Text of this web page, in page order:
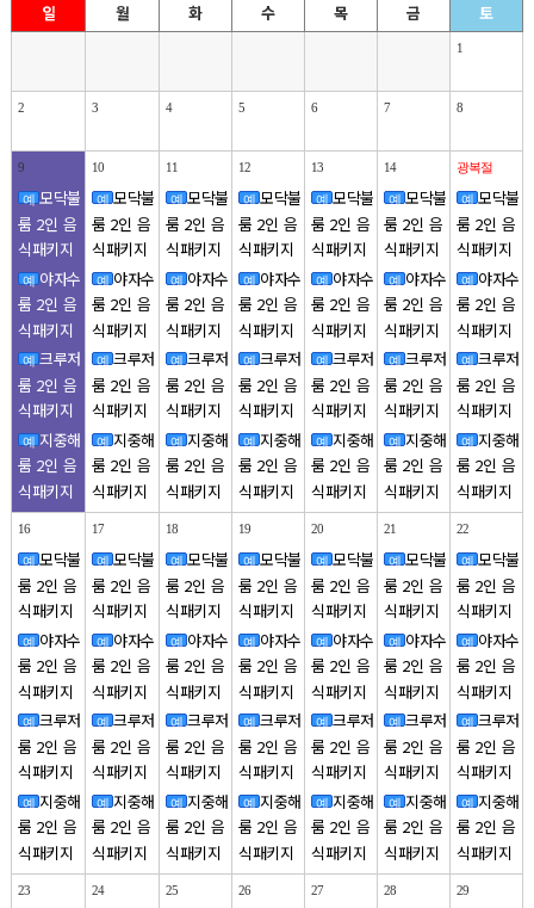
일 월 화 수 목 금 토
1
2 3 4 5 6 7 8
9
예 모닥불
룸 2인 음
식패키지
예 야자수
룸 2인 음
식패키지
예 크루저
룸 2인 음
식패키지
예 지중해
룸 2인 음
식패키지
10
예 모닥불
룸 2인 음
식패키지
예 야자수
룸 2인 음
식패키지
예 크루저
룸 2인 음
식패키지
예 지중해
룸 2인 음
식패키지
11
예 모닥불
룸 2인 음
식패키지
예 야자수
룸 2인 음
식패키지
예 크루저
룸 2인 음
식패키지
예 지중해
룸 2인 음
식패키지
12
예 모닥불
룸 2인 음
식패키지
예 야자수
룸 2인 음
식패키지
예 크루저
룸 2인 음
식패키지
예 지중해
룸 2인 음
식패키지
13
예 모닥불
룸 2인 음
식패키지
예 야자수
룸 2인 음
식패키지
예 크루저
룸 2인 음
식패키지
예 지중해
룸 2인 음
식패키지
14
예 모닥불
룸 2인 음
식패키지
예 야자수
룸 2인 음
식패키지
예 크루저
룸 2인 음
식패키지
예 지중해
룸 2인 음
식패키지
광복절
예 모닥불
룸 2인 음
식패키지
예 야자수
룸 2인 음
식패키지
예 크루저
룸 2인 음
식패키지
예 지중해
룸 2인 음
식패키지
16
예 모닥불
룸 2인 음
식패키지
예 야자수
룸 2인 음
식패키지
예 크루저
룸 2인 음
식패키지
예 지중해
룸 2인 음
식패키지
17
예 모닥불
룸 2인 음
식패키지
예 야자수
룸 2인 음
식패키지
예 크루저
룸 2인 음
식패키지
예 지중해
룸 2인 음
식패키지
18
예 모닥불
룸 2인 음
식패키지
예 야자수
룸 2인 음
식패키지
예 크루저
룸 2인 음
식패키지
예 지중해
룸 2인 음
식패키지
19
예 모닥불
룸 2인 음
식패키지
예 야자수
룸 2인 음
식패키지
예 크루저
룸 2인 음
식패키지
예 지중해
룸 2인 음
식패키지
20
예 모닥불
룸 2인 음
식패키지
예 야자수
룸 2인 음
식패키지
예 크루저
룸 2인 음
식패키지
예 지중해
룸 2인 음
식패키지
21
예 모닥불
룸 2인 음
식패키지
예 야자수
룸 2인 음
식패키지
예 크루저
룸 2인 음
식패키지
예 지중해
룸 2인 음
식패키지
22
예 모닥불
룸 2인 음
식패키지
예 야자수
룸 2인 음
식패키지
예 크루저
룸 2인 음
식패키지
예 지중해
룸 2인 음
식패키지
23 24 25 26 27 28 29